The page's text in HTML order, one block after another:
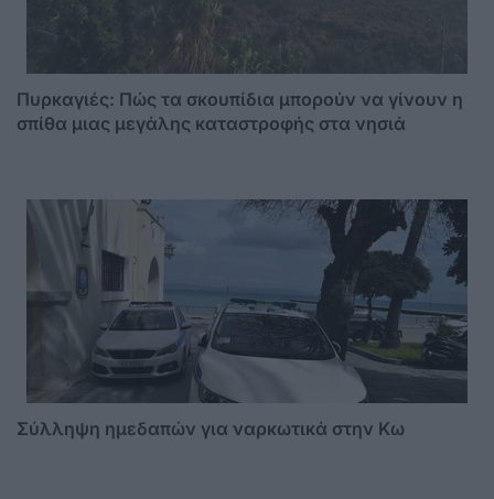
Πυρκαγιές: Πώς τα σκουπίδια μπορούν να γίνουν η
σπίθα μιας μεγάλης καταστροφής στα νησιά
Σύλληψη ημεδαπών για ναρκωτικά στην Κω